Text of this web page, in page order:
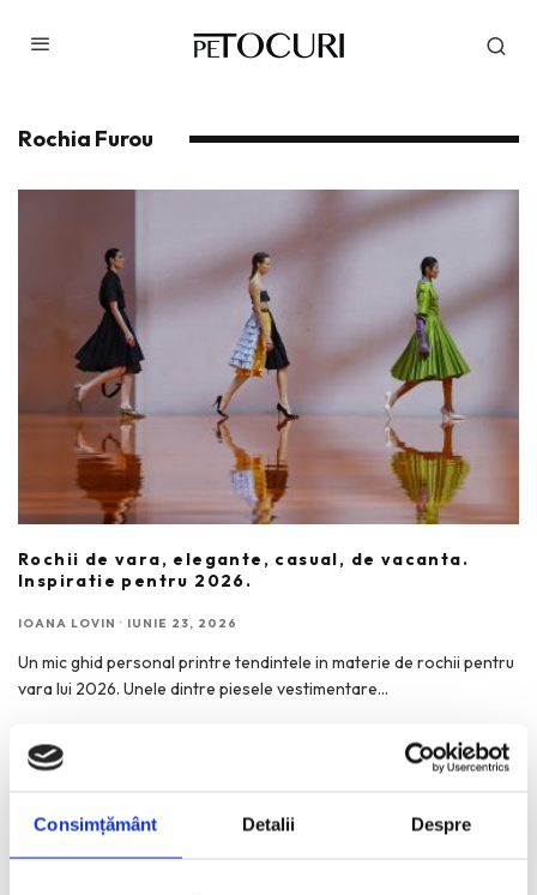
Consimțământ Detalii Despre
Rochia Furou
Rochii de vara, elegante, casual, de vacanta.
Inspiratie pentru 2026.
IOANA LOVIN · IUNIE 23, 2026
Un mic ghid personal printre tendintele in materie de rochii pentru
vara lui 2026. Unele dintre piesele vestimentare...
RECENT POSTS